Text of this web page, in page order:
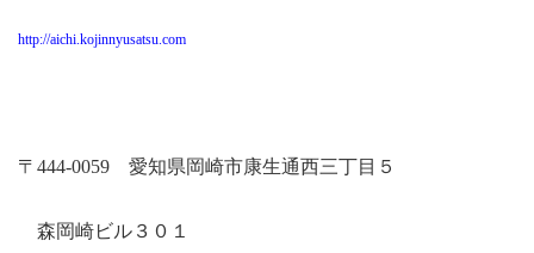
http://aichi.kojinnyusatsu.com
〒 444-0059 愛知県岡崎市康生通西三丁目５
森岡崎ビル３０１